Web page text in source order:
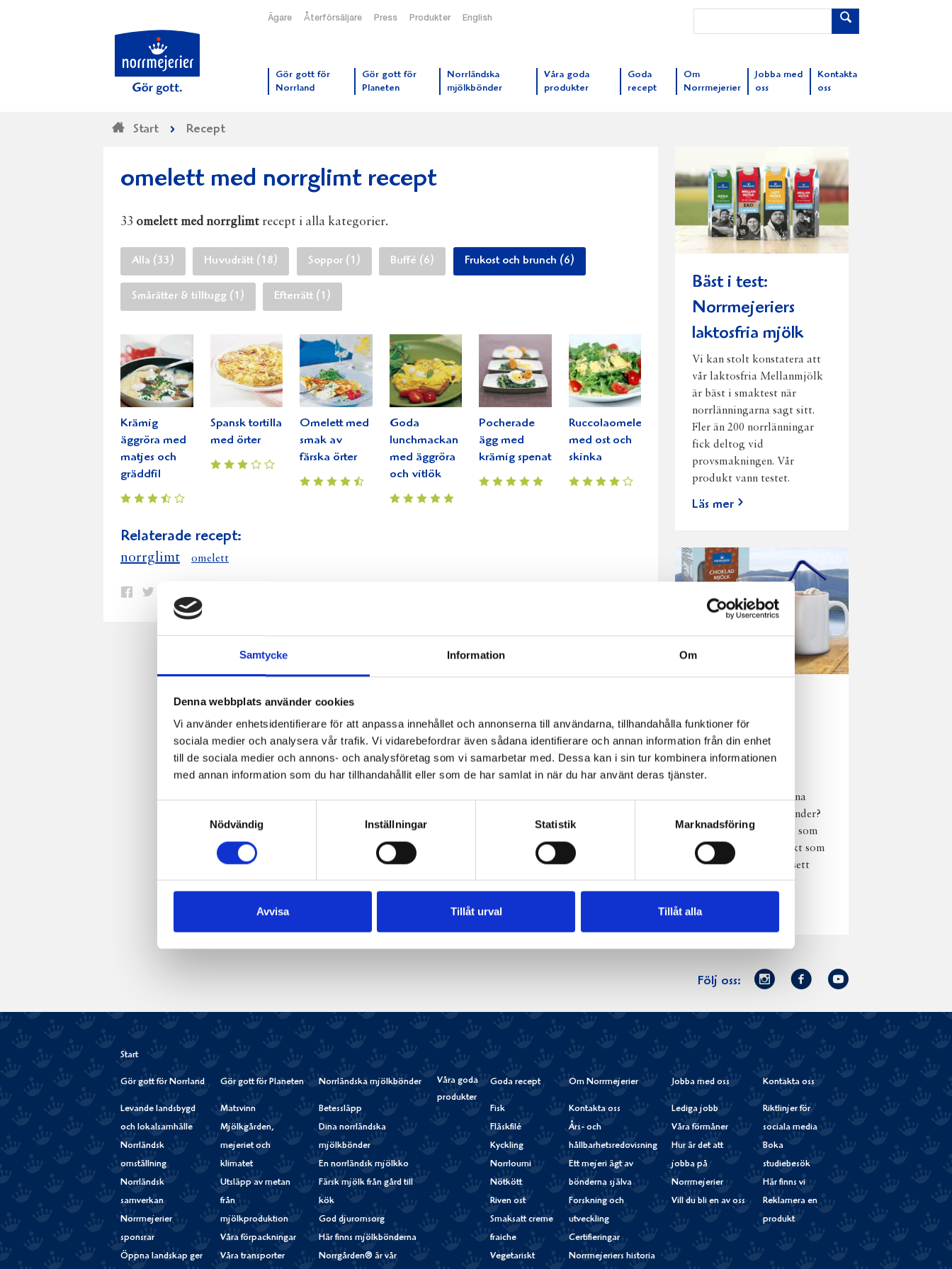
Samtycke Information Om
Denna webbplats använder cookies
Vi använder enhetsidentifierare för att anpassa innehållet och annonserna till användarna, tillhandahålla funktioner för
sociala medier och analysera vår trafik. Vi vidarebefordrar även sådana identifierare och annan information från din enhet
till de sociala medier och annons- och analysföretag som vi samarbetar med. Dessa kan i sin tur kombinera informationen
med annan information som du har tillhandahållit eller som de har samlat in när du har använt deras tjänster.
Nödvändig
Inställningar Statistik Marknadsföring
Avvisa Tillåt urval Tillåt alla
Ägare Återförsäljare Press Produkter English
Gör gott för
Norrland
Gör gott för
Planeten
Norrländska
mjölkbönder
Våra goda
produkter
Goda
recept
Om
Norrmejerier
Jobba med
oss
Kontakta
oss
Start Recept
omelett med norrglimt recept
33 omelett med norrglimt recept i alla kategorier.
Alla (33) Huvudrätt (18) Soppor (1) Buffé (6) Frukost och brunch (6)
Smårätter & tilltugg (1) Efterrätt (1)
Krämig
äggröra med
matjes och
gräddfil
Spansk tortilla
med örter
Omelett med
smak av
färska örter
Goda
lunchmackan
med äggröra
och vitlök
Pocherade
ägg med
krämig spenat
Ruccolaomelett
med ost och
skinka
Relaterade recept:
norrglimt omelett
Dela
Facebook
Twitter
Dela
på
Pinterest
via
e-
Bäst i test:
Norrmejeriers
laktosfria mjölk
Vi kan stolt konstatera att
vår laktosfria Mellanmjölk
är bäst i smaktest när
norrlänningarna sagt sitt.
Fler än 200 norrlänningar
fick deltog vid
provsmakningen. Vår
produkt vann testet.
Läs mer
njutning i alla
väder
Har du provat
chokladmjölk från dina
norrländska mjölkbönder?
Den är lika god varm som
kall och passar perfekt som
vardagsnjutning oavsett
väder, året om.
Läs mer
Följ oss:
Norrmejerier
Instagram
Facebook
Youtube
Start
Gör gott för Norrland
Levande landsbygd
och lokalsamhälle
Norrländsk
omställning
Norrländsk
samverkan
Norrmejerier
sponsrar
Öppna landskap ger
Gör gott för Planeten
Matsvinn
Mjölkgården,
mejeriet och
klimatet
Utsläpp av metan
från
mjölkproduktion
Våra förpackningar
Våra transporter
Norrländska mjölkbönder
Betessläpp
Dina norrländska
mjölkbönder
En norrländsk mjölkko
Färsk mjölk från gård till
kök
God djuromsorg
Här finns mjölkbönderna
Norrgården® är vår
Våra goda
produkter
Goda recept
Fisk
Fläskfilé
Kyckling
Norrloumi
Nötkött
Riven ost
Smaksatt creme
fraiche
Vegetariskt
Om Norrmejerier
Kontakta oss
Års- och
hållbarhetsredovisning
Ett mejeri ägt av
bönderna själva
Forskning och
utveckling
Certifieringar
Norrmejeriers historia
Jobba med oss
Lediga jobb
Våra förmåner
Hur är det att
jobba på
Norrmejerier
Vill du bli en av oss
Kontakta oss
Riktlinjer för
sociala media
Boka
studiebesök
Här finns vi
Reklamera en
produkt